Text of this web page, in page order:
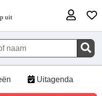
Uitagenda